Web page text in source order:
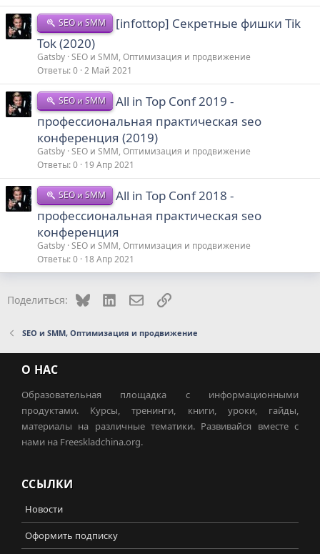
SEO и SMM
[infottop] Секретные фишки Tik
Tok (2020)
Gatsby SEO и SMM, Оптимизация и продвижение
Ответы 0 2 Май 2021
SEO и SMM
All in Top Conf 2019 -
профессиональная практическая seo
конференция (2019)
Gatsby SEO и SMM, Оптимизация и продвижение
Ответы 0 19 Апр 2021
SEO и SMM
All in Top Conf 2018 -
профессиональная практическая seo
конференция
Gatsby SEO и SMM, Оптимизация и продвижение
Ответы 0 18 Апр 2021
Поделиться: Bluesky LinkedInЭлектронная почта
Ссылка
SEO и SMM, Оптимизация и продвижение
О НАС
Образовательная площадка с информационными
продуктами. Курсы, тренинги, книги, уроки, гайды,
материалы на различные тематики. Развивайся вместе с
нами на Freeskladchina.org.
ССЫЛКИ
Новости
Оформить подписку